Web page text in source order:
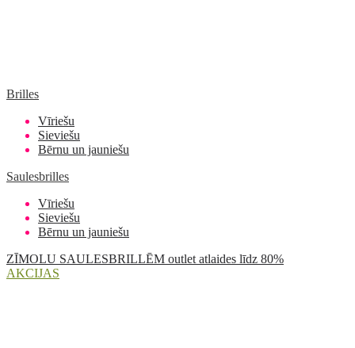
Brilles
Vīriešu
Sieviešu
Bērnu un jauniešu
Saulesbrilles
Vīriešu
Sieviešu
Bērnu un jauniešu
ZĪMOLU SAULESBRILLĒM outlet atlaides līdz 80%
AKCIJAS